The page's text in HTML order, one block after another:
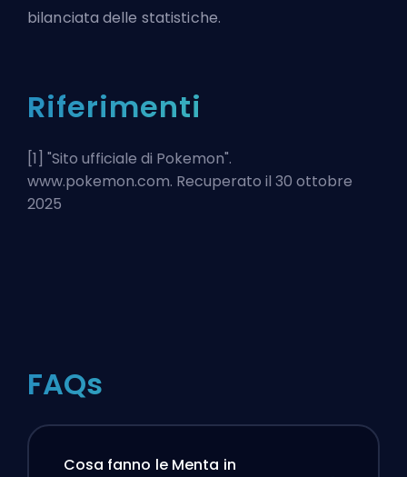
bilanciata delle statistiche.
Riferimenti
[1] "Sito ufficiale di Pokemon".
www.pokemon.com. Recuperato il 30 ottobre
2025
FAQs
Cosa fanno le Menta in